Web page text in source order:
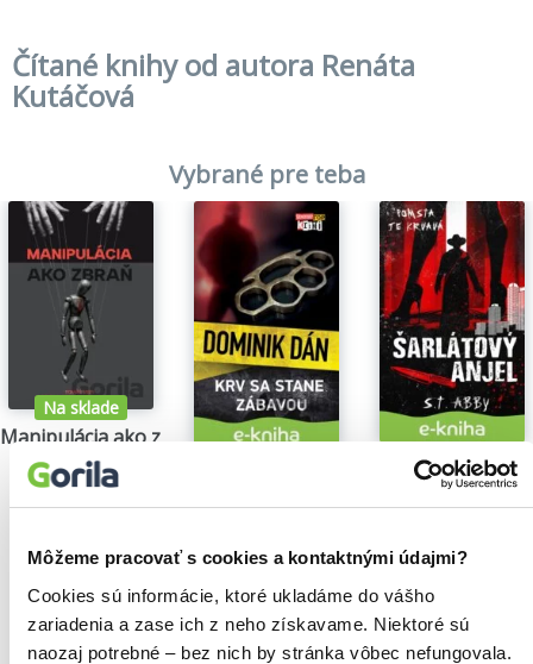
Môžeme pracovať s cookies a kontaktnými údajmi?
Cookies sú informácie, ktoré ukladáme do vášho
zariadenia a zase ich z neho získavame. Niektoré sú
naozaj potrebné – bez nich by stránka vôbec nefungovala.
Čítané knihy od autora Renáta
Kutáčová
Vybrané pre teba
Na sklade
Manipulácia ako zbraň
Tomáš Vepi
15,79€ Šarlátový anjel
S.T. Abby
5,84€
Našli sme0titulov